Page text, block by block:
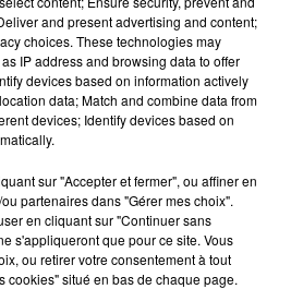
and present advertising and content;
choices. These technologies may
IP address and browsing data to offer
devices based on information actively
data; Match and combine data from
devices; Identify devices based on
sur "Accepter et fermer", ou affiner en
partenaires dans "Gérer mes choix".
en cliquant sur "Continuer sans
s'appliqueront que pour ce site. Vous
ou retirer votre consentement à tout
cookies" situé en bas de chaque page.